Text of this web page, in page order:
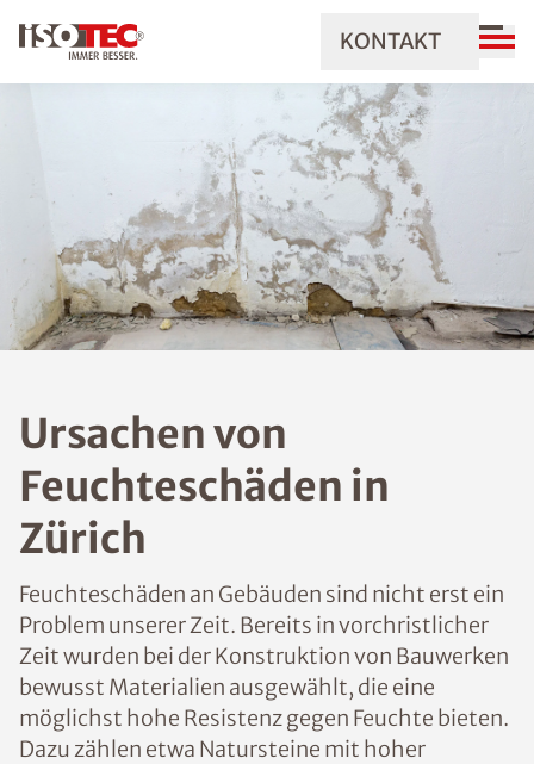
KONTAKT
Ursachen von
Feuchteschäden in
Zürich
Feuchteschäden an Gebäuden sind nicht erst ein
Problem unserer Zeit. Bereits in vorchristlicher
Zeit wurden bei der Konstruktion von Bauwerken
bewusst Materialien ausgewählt, die eine
möglichst hohe Resistenz gegen Feuchte bieten.
Dazu zählen etwa Natursteine mit hoher